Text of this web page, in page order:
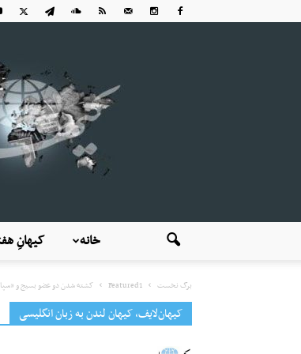
کیهانِ خانه
برگ نخست Featured1 کشته شدن دو عضو بسیج و
کیهان‌لایف، کیهان لندن به زبان انگلیسی